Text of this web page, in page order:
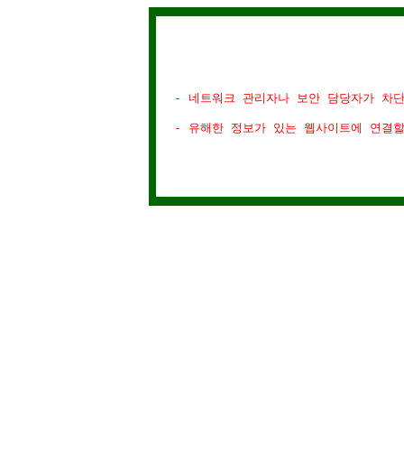
- 네트워크 관리자나 보안 담당자가 차
- 유해한 정보가 있는 웹사이트에 연결